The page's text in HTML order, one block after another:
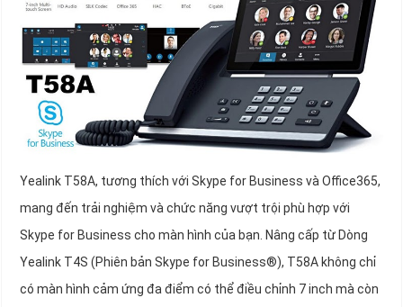
Yealink T58A, tương thích với Skype for Business và Office365,
mang đến trải nghiệm và chức năng vượt trội phù hợp với
Skype for Business cho màn hình của bạn. Nâng cấp từ Dòng
Yealink T4S (Phiên bản Skype for Business®), T58A không chỉ
có màn hình cảm ứng đa điểm có thể điều chỉnh 7 inch mà còn